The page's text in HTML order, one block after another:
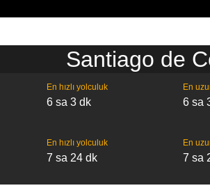
Santiago de
En hızlı yolculuk
6 sa 3 dk
En
6 sa
En hızlı yolculuk
7 sa 24 dk
En
7 sa